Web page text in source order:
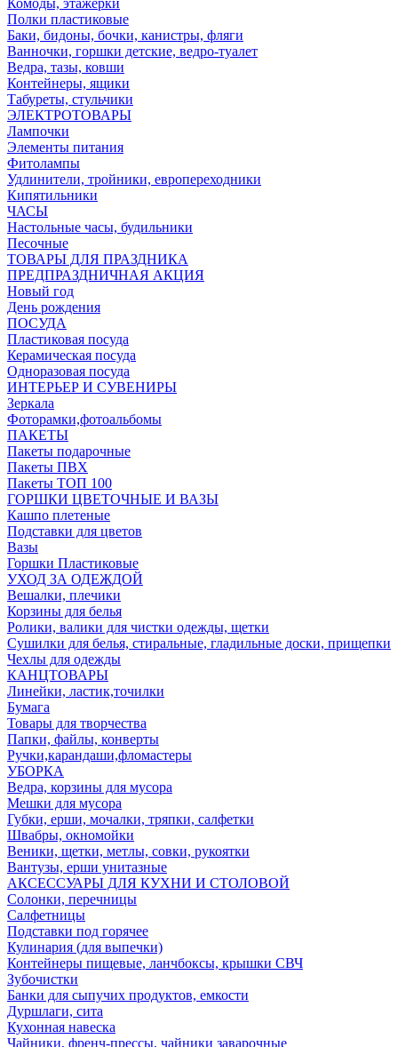
Комоды, этажерки
Полки пластиковые
Баки, бидоны, бочки, канистры, фляги
Ванночки, горшки детские, ведро-туалет
Ведра, тазы, ковши
Контейнеры, ящики
Табуреты, стульчики
ЭЛЕКТРОТОВАРЫ
Лампочки
Элементы питания
Фитолампы
Удлинители, тройники, европереходники
Кипятильники
ЧАСЫ
Настольные часы, будильники
Песочные
ТОВАРЫ ДЛЯ ПРАЗДНИКА
ПРЕДПРАЗДНИЧНАЯ АКЦИЯ
Новый год
День рождения
ПОСУДА
Пластиковая посуда
Керамическая посуда
Одноразовая посуда
ИНТЕРЬЕР И СУВЕНИРЫ
Зеркала
Фоторамки,фотоальбомы
ПАКЕТЫ
Пакеты подарочные
Пакеты ПВХ
Пакеты ТОП 100
ГОРШКИ ЦВЕТОЧНЫЕ И ВАЗЫ
Кашпо плетеные
Подставки для цветов
Вазы
Горшки Пластиковые
УХОД ЗА ОДЕЖДОЙ
Вешалки, плечики
Корзины для белья
Ролики, валики для чистки одежды, щетки
Сушилки для белья, стиральные, гладильные доски, прищепки
Чехлы для одежды
КАНЦТОВАРЫ
Линейки, ластик,точилки
Бумага
Товары для творчества
Папки, файлы, конверты
Ручки,карандаши,фломастеры
УБОРКА
Ведра, корзины для мусора
Мешки для мусора
Губки, ерши, мочалки, тряпки, салфетки
Швабры, окномойки
Веники, щетки, метлы, совки, рукоятки
Вантузы, ерши унитазные
АКСЕССУАРЫ ДЛЯ КУХНИ И СТОЛОВОЙ
Солонки, перечницы
Салфетницы
Подставки под горячее
Кулинария (для выпечки)
Контейнеры пищевые, ланчбоксы, крышки СВЧ
Зубочистки
Банки для сыпучих продуктов, емкости
Дуршлаги, сита
Кухонная навеска
Чайники, френч-прессы, чайники заварочные